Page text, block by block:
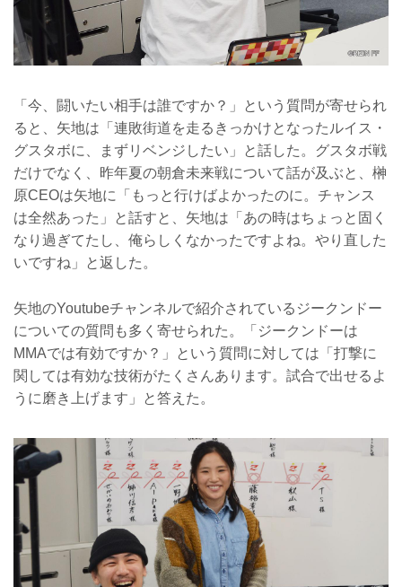
「今、闘いたい相手は誰ですか？」という質問が寄せられ
ると、矢地は「連敗街道を走るきっかけとなったルイス・
グスタボに、まずリベンジしたい」と話した。グスタボ戦
だけでなく、昨年夏の朝倉未来戦について話が及ぶと、榊
原CEOは矢地に「もっと行けばよかったのに。チャンス
は全然あった」と話すと、矢地は「あの時はちょっと固く
なり過ぎてたし、俺らしくなかったですよね。やり直した
いですね」と返した。
矢地のYoutubeチャンネルで紹介されているジークンドー
についての質問も多く寄せられた。「ジークンドーは
MMAでは有効ですか？」という質問に対しては「打撃に
関しては有効な技術がたくさんあります。試合で出せるよ
うに磨き上げます」と答えた。